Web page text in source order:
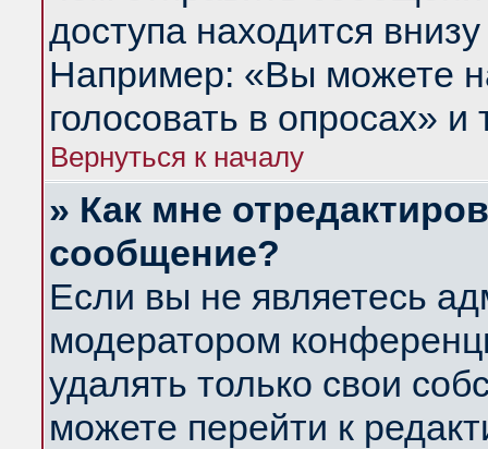
доступа находится
Например: «Вы можете
голосовать в опросах» и
Вернуться к началу
» Как мне
сообщение?
Если вы не являетесь
модератором
удалять только свои
можете перейти к